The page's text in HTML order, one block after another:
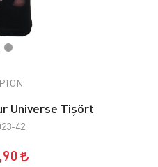
Universe Tişört
42